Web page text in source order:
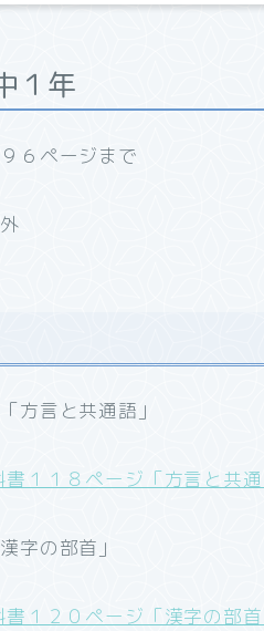
１年
６ページまで
方言と共通語」
１１８ページ「方言と共
字の部首」
１２０ページ「漢字の部